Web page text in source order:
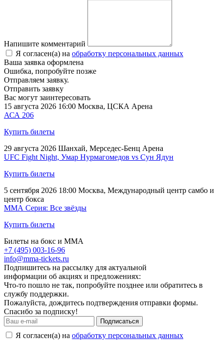
Напишите комментарий
Я согласен(а) на обработку персональных данных
Ваша заявка оформлена
Ошибка, попробуйте позже
Отправляем заявку.
Отправить заявку
Вас могут заинтересовать
15 августа 2026 16:00 Москва, ЦСКА Арена
АСА 206
Купить билеты
29 августа 2026 Шанхай, Мерседес-Бенц Арена
UFC Fight Night, Умар Нурмагомедов vs Сун Ядун
Купить билеты
5 сентября 2026 18:00 Москва, Международный центр самбо и
центр бокса
ММА Серия: Все звёзды
Купить билеты
Билеты на бокс и ММА
+7 (495) 003-16-96
info@mma-tickets.ru
Подпишитесь на рассылку для актуальной
информации об акциях и предложениях:
Что-то пошло не так, попробуйте позднее или обратитесь в
службу поддержки.
Пожалуйста, дождитесь подтверждения отправки формы.
Спасибо за подписку!
Подписаться
Я согласен(а) на обработку персональных данных